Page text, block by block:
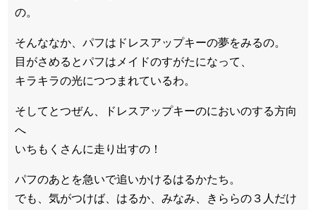
の。
そんななか、パフはドレスアップキーの夢をみるの。
目がさめるとパフはメイドのすがたになって、
キラキラの光につつまれているわ。
そしてとつぜん、ドレスアップキーのにおいのする方向
へ
いちもくさんに走り出すの！
パフのあとを急いで追いかけるはるかたち。
でも、気がつけば、はるか、みなみ、きららの３人だけ